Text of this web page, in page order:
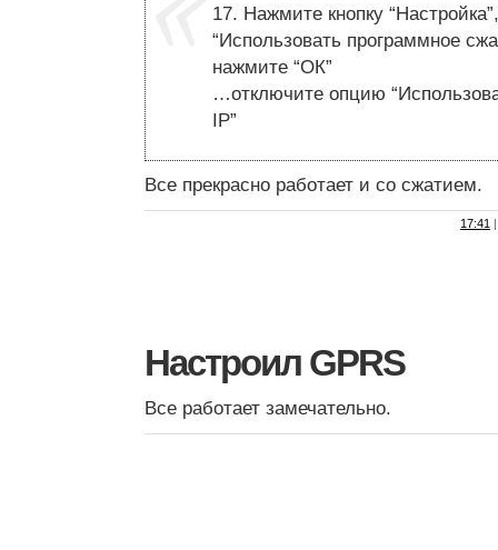
17. Нажмите кнопку
“Использовать программное
нажмите “ОК”
…отключите опцию
IP”
Все прекрасно работает и со сжатием.
17:41 |
Настроил GPRS
Все работает замечательно.